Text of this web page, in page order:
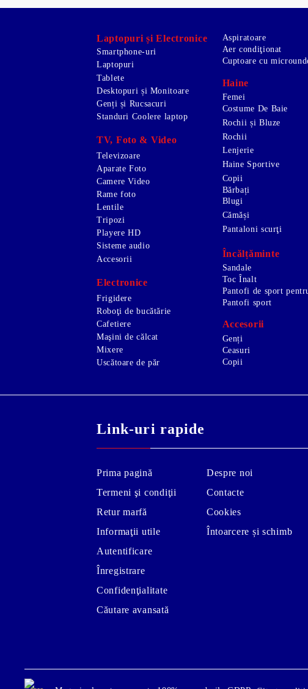
Laptopuri și Electronice
Smartphone-uri
Laptopuri
Tablete
Desktopuri și Monitoare
Genți și Rucsacuri
Standuri Coolere laptop
TV, Foto & Video
Televizoare
Aparate Foto
Camere Video
Rame foto
Lentile
Tripozi
Playere HD
Sisteme audio
Accesorii
Electronice
Frigidere
Roboţi de bucătărie
Cafetiere
Maşini de călcat
Mixere
Uscătoare de păr
Aspiratoare
Aer condiţionat
Cuptoare cu
Haine
Femei
Costume De Baie
Rochii și Bluze
Rochii
Lenjerie
Haine Sportive
Copii
Bărbați
Blugi
Cămăși
Pantaloni scurţi
Încălțăminte
Sandale
Toc Înalt
Pantofi de sport
Pantofi sport
Accesorii
Genți
Ceasuri
Copii
Link-uri rapide
Prima pagină
Termeni şi condiţii
Retur marfă
Informaţii utile
Autentificare
Înregistrare
Confidenţialitate
Căutare avansată
Despre noi
Contacte
Cookies
Întoarcere și schimb